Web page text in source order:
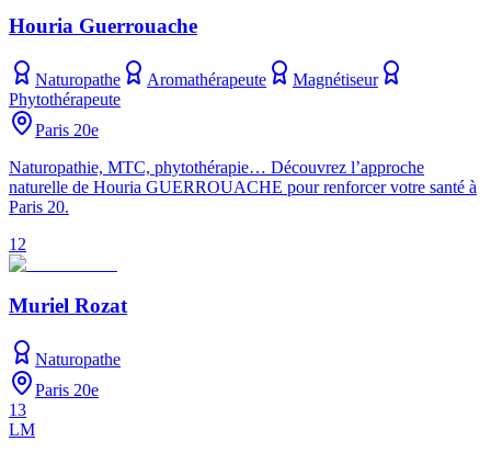
Houria Guerrouache
Naturopathe Aromathérapeute
Magnétiseur
Phytothérapeute
Paris 20e
Naturopathie, MTC, phytothérapie… Découvrez l’approche
naturelle de Houria GUERROUACHE pour renforcer votre santé à
Paris 20.
12
Muriel Rozat
Naturopathe
Paris 20e
13
LM